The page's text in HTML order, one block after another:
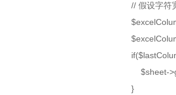
// 假设字符宽度
$sheet-
}